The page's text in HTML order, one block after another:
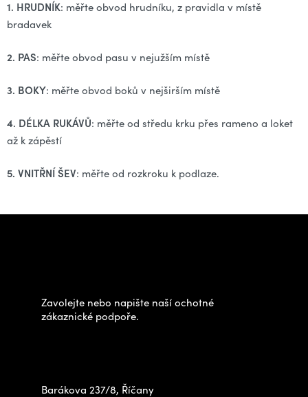
1. HRUDNÍK: měřte obvod hrudníku, z pravidla v místě
bradavek
2. PAS: měřte obvod pasu v nejužším místě
3. BOKY: měřte obvod boků v nejširším místě
4. DÉLKA RUKÁVŮ: měřte od středu krku přes rameno a loket
až k zápěstí
5. VNITŘNÍ ŠEV: měřte od rozkroku k podlaze.
Z
Zavolejte nebo napište naší ochotné
zákaznické podpoře.
Barákova 237/8, Říčany